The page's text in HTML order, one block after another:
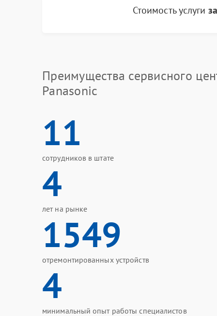
Стоимость услуги
Преимущества сервисного
Panasonic
11
сотрудников в штате
4
лет на рынке
1549
отремонтированных устройств
4
минимальный опыт работы специалистов